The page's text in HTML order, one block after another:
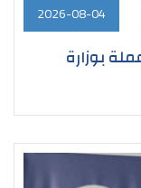
2026-08-04
بوزارة